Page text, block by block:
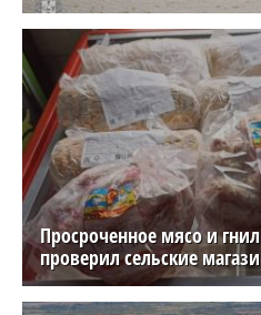
Просроченное мясо и
проверил сельские